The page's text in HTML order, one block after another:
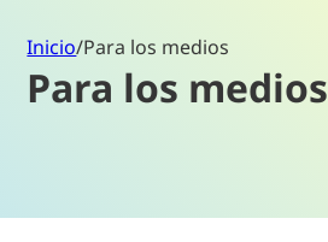
Inicio/Para los medios
Para los medios